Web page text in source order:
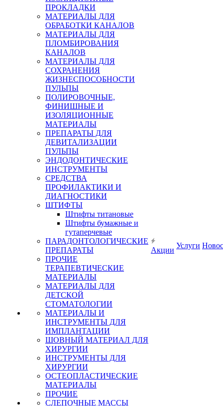
ПРОКЛАДКИ
МАТЕРИАЛЫ ДЛЯ
ОБРАБОТКИ КАНАЛОВ
МАТЕРИАЛЫ ДЛЯ
ПЛОМБИРОВАНИЯ
КАНАЛОВ
МАТЕРИАЛЫ ДЛЯ
СОХРАНЕНИЯ
ЖИЗНЕСПОСОБНОСТИ
ПУЛЬПЫ
ПОЛИРОВОЧНЫЕ,
ФИНИШНЫЕ И
ИЗОЛЯЦИОННЫЕ
МАТЕРИАЛЫ
ПРЕПАРАТЫ ДЛЯ
ДЕВИТАЛИЗАЦИИ
ПУЛЬПЫ
ЭНДОДОНТИЧЕСКИЕ
ИНСТРУМЕНТЫ
СРЕДСТВА
ПРОФИЛАКТИКИ И
ДИАГНОСТИКИ
ШТИФТЫ
Штифты титановые
Штифты бумажные и
гутаперчевые
ПАРАДОНТОЛОГИЧЕСКИЕ
ПРЕПАРАТЫ
ПРОЧИЕ
ТЕРАПЕВТИЧЕСКИЕ
МАТЕРИАЛЫ
МАТЕРИАЛЫ ДЛЯ
ДЕТСКОЙ
СТОМАТОЛОГИИ
МАТЕРИАЛЫ И
ИНСТРУМЕНТЫ ДЛЯ
ИМПЛАНТАЦИИ
ШОВНЫЙ МАТЕРИАЛ ДЛЯ
ХИРУРГИИ
ИНСТРУМЕНТЫ ДЛЯ
ХИРУРГИИ
ОСТЕОПЛАСТИЧЕСКИЕ
МАТЕРИАЛЫ
ПРОЧИЕ
СЛЕПОЧНЫЕ МАССЫ
Акции
Услуги